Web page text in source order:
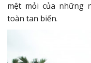
mệt mỏi của những
toàn tan biến.